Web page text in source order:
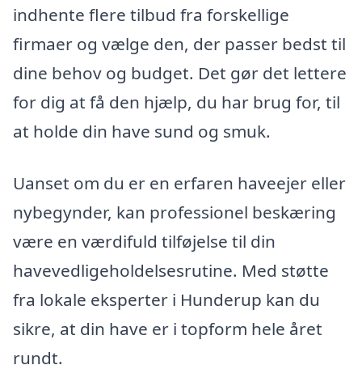
indhente flere tilbud fra forskellige
firmaer og vælge den, der passer bedst til
dine behov og budget. Det gør det lettere
for dig at få den hjælp, du har brug for, til
at holde din have sund og smuk.
Uanset om du er en erfaren haveejer eller
nybegynder, kan professionel beskæring
være en værdifuld tilføjelse til din
havevedligeholdelsesrutine. Med støtte
fra lokale eksperter i Hunderup kan du
sikre, at din have er i topform hele året
rundt.